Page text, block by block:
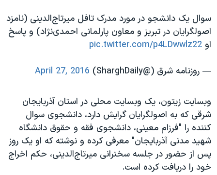
سوال یک دانشجو در مورد مدرک تافل میرتاج‌الدینی (نامزد
اصولگرایان در تبریز و معاون پارلمانی احمدی‌نژاد) و پاسخ
او pic.twitter.com/p4LDwwlz22
— روزنامه شرق (@SharghDaily)
April 27, 2016
وبسایت زیتون، یک وبسایت محلی در استان آذربایجان
شرقی که به اصولگرایان گرایش دارد، دانشجوی سوال
کننده را "فرزام معینی، دانشجوی فقه و حقوق دانشگاه
شهید مدنی آذربایجان" معرفی کرده و نوشته که او یک روز
پس از حضور در جلسه سخنرانی میرتاج‌الدینی، حکم اخراج
خود را دریافت کرده است.